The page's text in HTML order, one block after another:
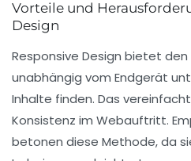
Vorteile und
Design
Responsive Design bietet
unabhängig vom Endgerät
Inhalte finden. Das
Konsistenz im Webauftritt.
betonen diese Methode, da